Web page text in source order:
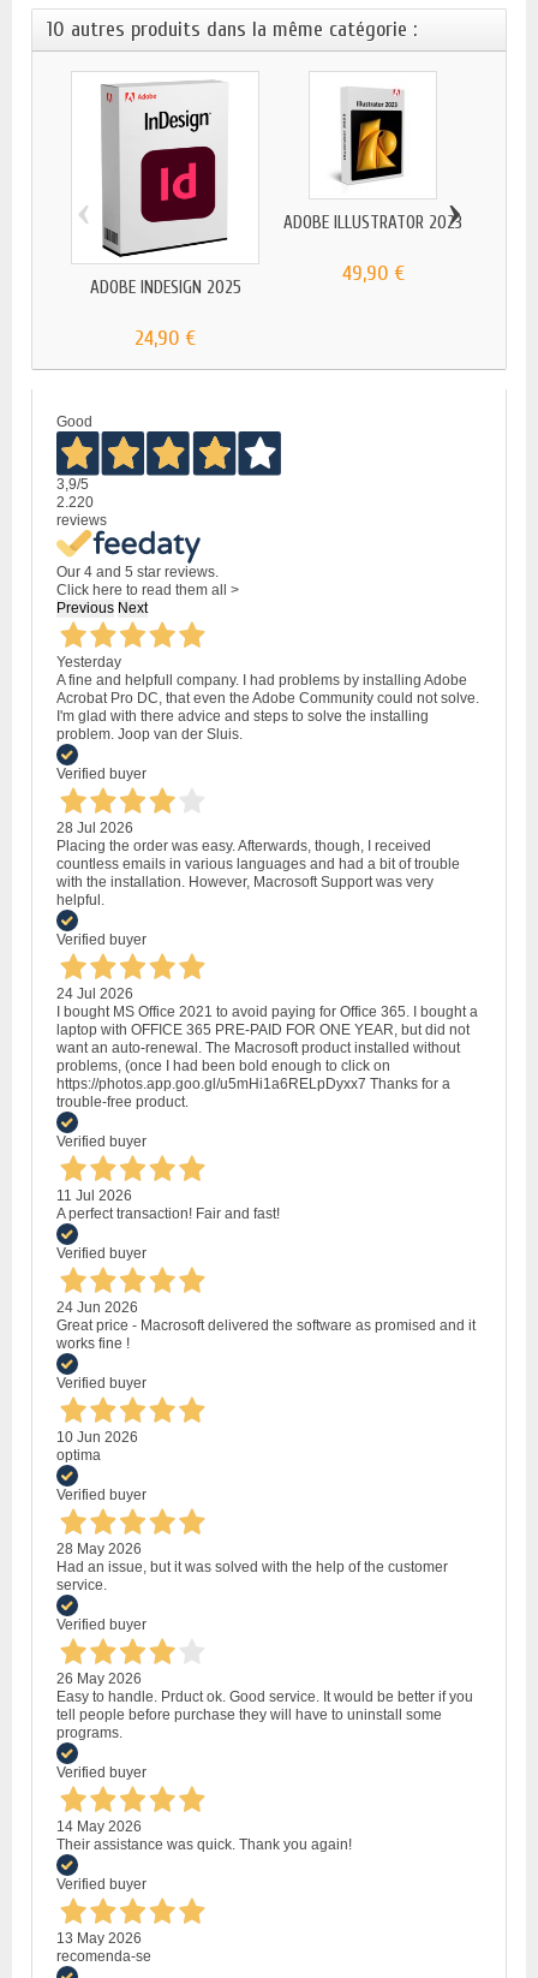
10 autres produits dans la même catégorie :
ADOBE INDESIGN 2025
24,90 €
ADOBE ILLUSTRATOR 2023
49,90 €
‹ ›
Good
3,9/5
2.220
reviews
Our 4 and 5 star reviews.
Click here to read them all >
Previous Next
Yesterday
A fine and helpfull company. I had problems by installing Adobe
Acrobat Pro DC, that even the Adobe Community could not solve.
I'm glad with there advice and steps to solve the installing
problem. Joop van der Sluis.
Verified buyer
28 Jul 2026
Placing the order was easy. Afterwards, though, I received
countless emails in various languages and had a bit of trouble
with the installation. However, Macrosoft Support was very
helpful.
Verified buyer
24 Jul 2026
I bought MS Office 2021 to avoid paying for Office 365. I bought a
laptop with OFFICE 365 PRE-PAID FOR ONE YEAR, but did not
want an auto-renewal. The Macrosoft product installed without
problems, (once I had been bold enough to click on
https://photos.app.goo.gl/u5mHi1a6RELpDyxx7 Thanks for a
trouble-free product.
Verified buyer
11 Jul 2026
A perfect transaction! Fair and fast!
Verified buyer
24 Jun 2026
Great price - Macrosoft delivered the software as promised and it
works fine !
Verified buyer
10 Jun 2026
optima
Verified buyer
28 May 2026
Had an issue, but it was solved with the help of the customer
service.
Verified buyer
26 May 2026
Easy to handle. Prduct ok. Good service. It would be better if you
tell people before purchase they will have to uninstall some
programs.
Verified buyer
14 May 2026
Their assistance was quick. Thank you again!
Verified buyer
13 May 2026
recomenda-se